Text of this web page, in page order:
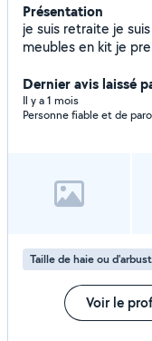
Présentation
je suis retraite je
meubles en kit je
pelouses et les
Dernier avis laissé
Il y a 1 mois
Personne fiable et de
Taille de haie ou
Voir le